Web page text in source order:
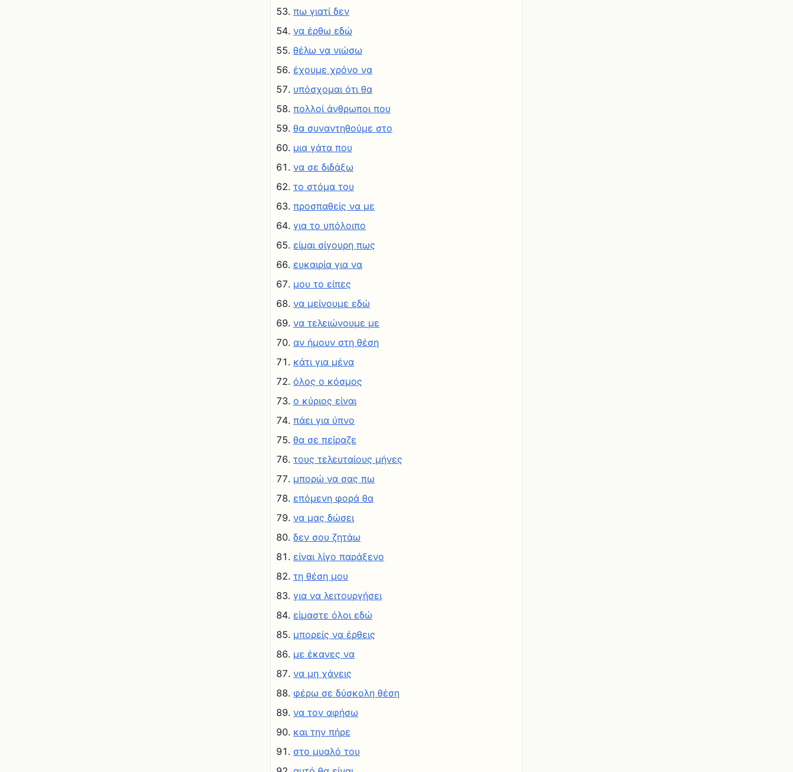
πω γιατί δεν
να έρθω εδώ
θέλω να νιώσω
έχουμε χρόνο να
υπόσχομαι ότι θα
πολλοί άνθρωποι που
θα συναντηθούμε στο
μια γάτα που
να σε διδάξω
το στόμα του
προσπαθείς να με
για το υπόλοιπο
είμαι σίγουρη πως
ευκαιρία για να
μου το είπες
να μείνουμε εδώ
να τελειώνουμε με
αν ήμουν στη θέση
κάτι για μένα
όλος ο κόσμος
ο κύριος είναι
πάει για ύπνο
θα σε πείραζε
τους τελευταίους μήνες
μπορώ να σας πω
επόμενη φορά θα
να μας δώσει
δεν σου ζητάω
είναι λίγο παράξενο
τη θέση μου
για να λειτουργήσει
είμαστε όλοι εδώ
μπορείς να έρθεις
με έκανες να
να μη χάνεις
φέρω σε δύσκολη θέση
να τον αφήσω
και την πήρε
στο μυαλό του